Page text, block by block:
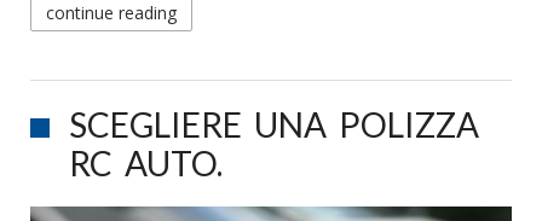
continue reading
SCEGLIERE UNA POLIZZA
RC AUTO.